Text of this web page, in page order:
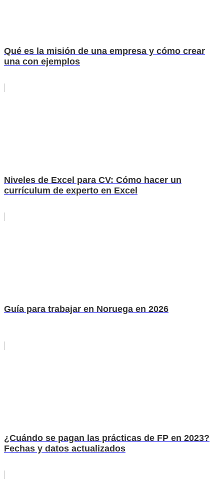
Qué es la misión de una empresa y cómo crear
una con ejemplos
Niveles de Excel para CV: Cómo hacer un
currículum de experto en Excel
Guía para trabajar en Noruega en 2026
¿Cuándo se pagan las prácticas de FP en 2023?
Fechas y datos actualizados